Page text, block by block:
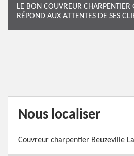
LE BON COUVREUR CHARPENTIER
RÉPOND AUX ATTENTES DE SES
Nous localiser
Couvreur charpentier Beuzeville